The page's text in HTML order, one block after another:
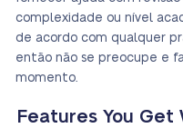
complexidade ou nível
de acordo com qualquer
então não se preocupe e
momento.
Features You